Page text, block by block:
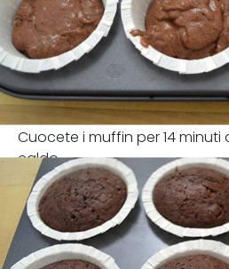
Cuocete i muffin per 14 minuti
caldo.